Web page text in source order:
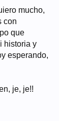
mucho,
con
que
historia y
esperando,
je, je!!